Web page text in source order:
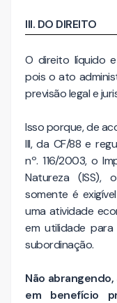
III. DO DIREITO
O direito líquido
pois o ato
previsão legal e
Isso porque,de
III, da CF/88 e
nº. 116/2003, o
Natureza (ISS),
somente é
uma atividade
em utilidade
subordinação.
Não
em benefício